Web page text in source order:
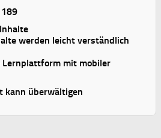
werden leicht verständlich
Lernplattform mit mobiler
kann überwältigen